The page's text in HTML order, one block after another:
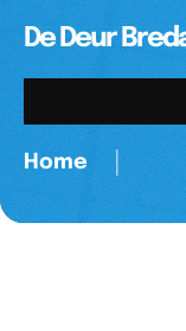
De Deur
Home